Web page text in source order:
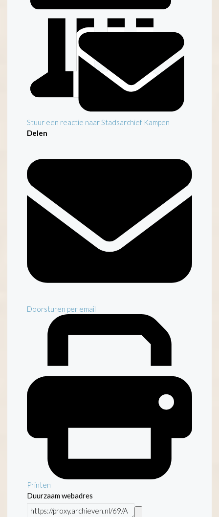
Stuur een reactie naar Stadsarchief Kampen
Delen
Doorsturen per email
Printen
Duurzaam webadres